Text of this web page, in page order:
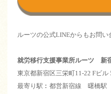
ルーツの公式LINEからもお問い
就労移行支援事業所ルーツ 新
東京都新宿区三栄町11-22 Fビル
最寄り駅︰都営新宿線 曙橋